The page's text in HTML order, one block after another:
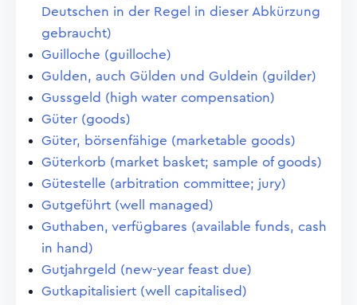
Deutschen in der Regel in dieser Abkürzung
gebraucht)
Guilloche (guilloche)
Gulden, auch Gülden und Guldein (guilder)
Gussgeld (high water compensation)
Güter (goods)
Güter, börsenfähige (marketable goods)
Güterkorb (market basket; sample of goods)
Gütestelle (arbitration committee; jury)
Gutgeführt (well managed)
Guthaben, verfügbares (available funds, cash
in hand)
Gutjahrgeld (new-year feast due)
Gutkapitalisiert (well capitalised)